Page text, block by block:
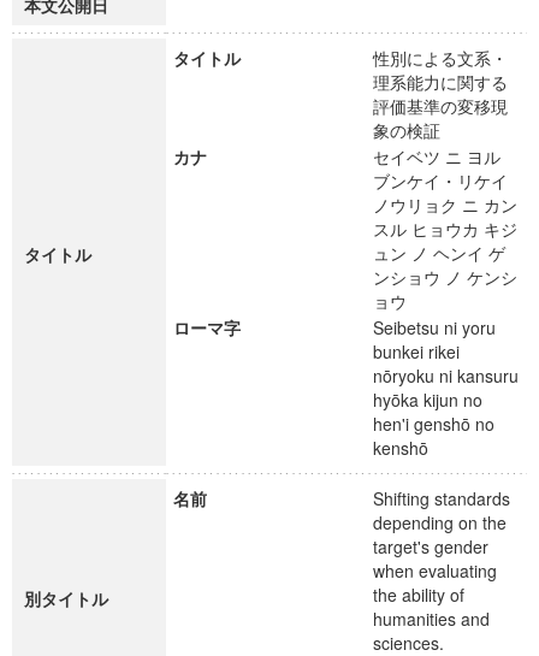
本文公開日
タイトル
タイトル
性別による文系・
理系能力に関する
評価基準の変移現
象の検証
カナ
セイベツ ニ ヨル
ブンケイ・リケイ
ノウリョク ニ カン
スル ヒョウカ キジ
ュン ノ ヘンイ ゲ
ンショウ ノ ケンシ
ョウ
ローマ字
Seibetsu ni yoru
bunkei rikei
nōryoku ni kansuru
hyōka kijun no
hen'i genshō no
kenshō
別タイトル
名前
Shifting standards
depending on the
target's gender
when evaluating
the ability of
humanities and
sciences.